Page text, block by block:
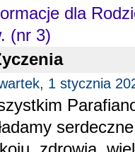
dla
(nr 3)
1 stycznia